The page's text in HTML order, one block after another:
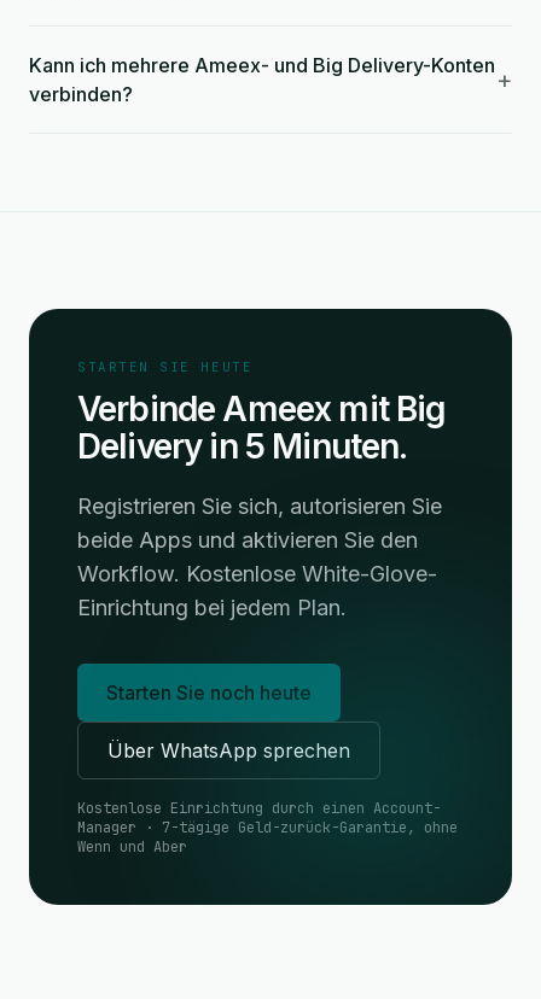
Kann ich mehrere Ameex- und Big Delivery-Konten
verbinden?
+
STARTEN SIE HEUTE
Verbinde Ameex mit Big
Delivery in 5 Minuten.
Registrieren Sie sich, autorisieren Sie
beide Apps und aktivieren Sie den
Workflow. Kostenlose White-Glove-
Einrichtung bei jedem Plan.
Starten Sie noch heute
Über WhatsApp sprechen
Kostenlose Einrichtung durch einen Account-
Manager · 7-tägige Geld-zurück-Garantie, ohne
Wenn und Aber